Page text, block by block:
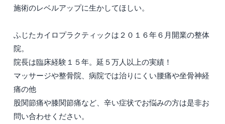
施術のレベルアップに生かしてほしい。
ふじたカイロプラクティックは２０１６年６月開業の整体
院。
院長は臨床経験１５年。延５万人以上の実績！
マッサージや整骨院、病院では治りにくい腰痛や坐骨神経
痛の他
股関節痛や膝関節痛など、辛い症状でお悩みの方は是非お
問い合わせください。